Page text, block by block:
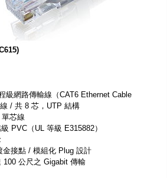
級網路傳輸線（CAT6 Ethernet Cable
/ 共 8 芯，UTP 結構
芯線
PVC（UL 等級 E315882）
金接點 / 模組化 Plug 設計
100 公尺之 Gigabit 傳輸